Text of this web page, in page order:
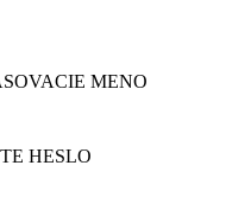
MENO
HESLO